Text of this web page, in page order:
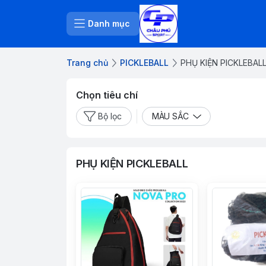
Danh mục
Trang chủ PICKLEBALL PHỤ KIỆN PICKLEBALL
Chọn tiêu chí
Bộ lọc MÀU SẮC
PHỤ KIỆN PICKLEBALL